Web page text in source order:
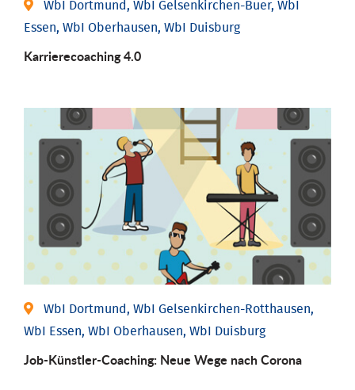
WbI Dortmund, WbI Gelsenkirchen-Buer, WbI
Essen, WbI Oberhausen, WbI Duisburg
Karriere­coaching 4.0
WbI Dortmund, WbI Gelsenkirchen-Rotthausen,
WbI Essen, WbI Oberhausen, WbI Duisburg
Job-Künstler-Coaching: Neue Wege nach Corona